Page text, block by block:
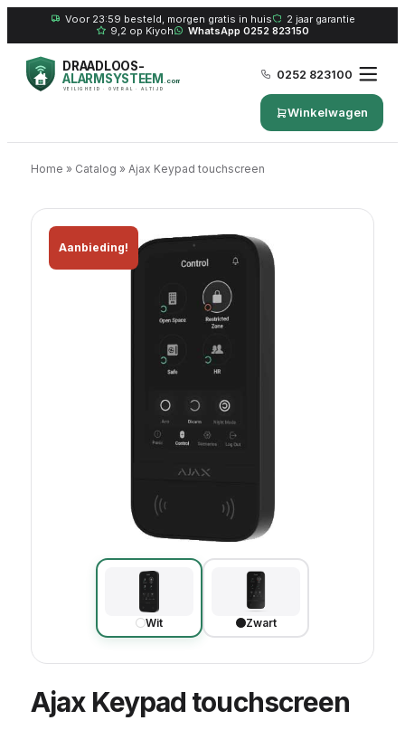
Voor 23:59 besteld, morgen gratis in huis
2 jaar garantie
9,2 op Kiyoh
WhatsApp 0252 823150
DRAADLOOS-
ALARMSYSTEEM.com
VEILIGHEID · OVERAL · ALTIJD
0252 823100
Winkelwagen
Home » Catalog » Ajax Keypad touchscreen
Aanbieding!
Wit Zwart
Ajax Keypad touchscreen